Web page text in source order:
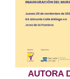
AUTORA